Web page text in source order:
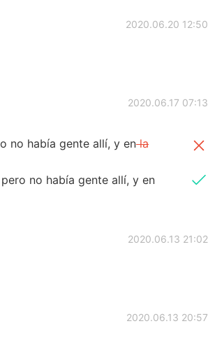
2020.06.20 12:50
2020.06.17 07:13
no había gente allí, y enla
no había gente allí, y en
2020.06.13 21:02
2020.06.13 20:57